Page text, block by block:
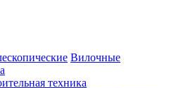
Вилочные
техника